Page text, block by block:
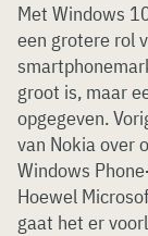
Met Windows
een grotere rol
groot is, maar
opgegeven.
van Nokia over
Windows
Hoewel
gaat het er